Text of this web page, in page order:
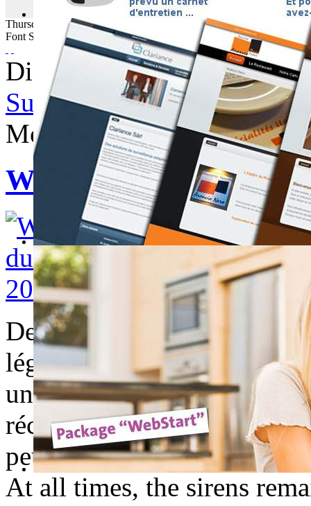
Thursday August 2026
Font Size
Displaying items by tag:
Subscribe to this RSS feed
Monday, 20 August 2012
WebBuzz du 20/08/
De tous temps, les sirènes
légende elles seraient nées
un dauphin... Est-ce que
réchauffement climatique,
peu moins regardant ...
At all times, the sirens